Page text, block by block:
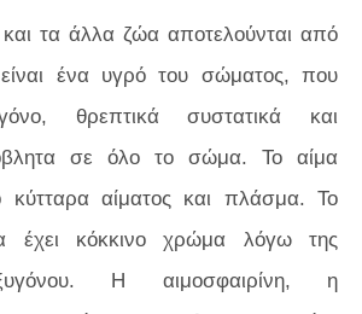
τα άλλα ζώα αποτελούνται από
ένα υγρό του σώματος, που
θρεπτικά συστατικά και
σε όλο το σώμα. Το αίμα
κύτταρα αίματος και πλάσμα. Το
έχει κόκκινο χρώμα λόγω της
Η αιμοσφαιρίνη, η